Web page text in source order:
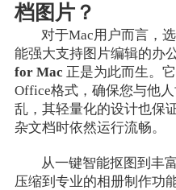
档图片？
对于Mac用户而言，
能强大支持图片编辑的办
for Mac 正是为此而生。
Office格式，确保您与他
乱，其轻量化的设计也保
杂文档时依然运行流畅。
从一键智能抠图到丰
压缩到专业的相册制作功